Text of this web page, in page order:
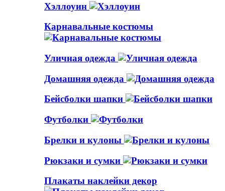
Хэллоуин
Карнавальные костюмы
Уличная одежда
Домашняя одежда
Бейсболки шапки
Футболки
Брелки и кулоны
Рюкзаки и сумки
Плакаты наклейки декор